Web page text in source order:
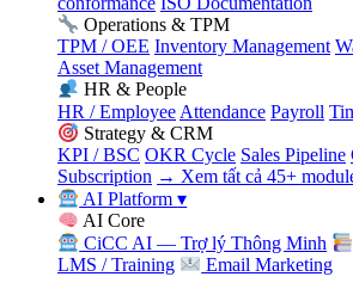
Operations & TPM
TPM / OEE Inventory Management
Asset Management
HR & People
HR / Employee Attendance Payroll
Strategy & CRM
KPI / BSC OKR Cycle Sales Pipeline
Subscription → Xem tất cả 45+
AI Platform▾
AI Core
CiCC AI — Trợ lý Thông Minh
LMS / Training
Email Marketing